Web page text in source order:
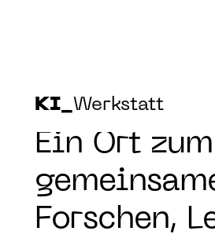
KI_Werkstatt
Ein Ort zum
Forschen,